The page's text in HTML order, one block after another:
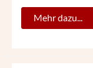
Mehr dazu...